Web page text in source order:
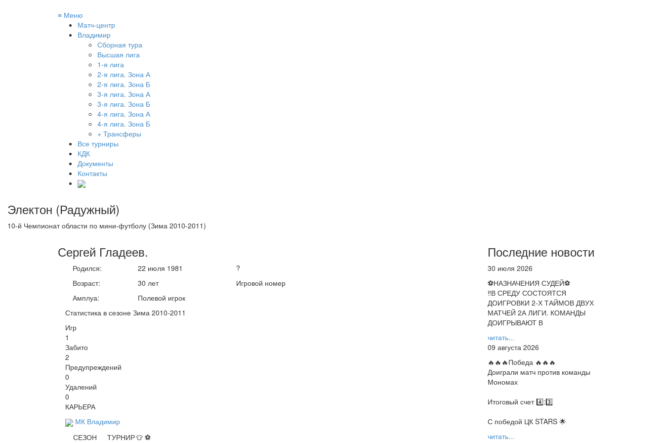
≡ Меню
Матч-центр
Владимир
Сборная тура
Высшая лига
1-я лига
2-я лига. Зона А
2-я лига. Зона Б
3-я лига. Зона А
3-я лига. Зона Б
4-я лига. Зона А
4-я лига. Зона Б
+ Трансферы
Все турниры
КДК
Документы
Контакты
Электон (Радужный)
10-й Чемпионат области по мини-футболу (Зима 2010-2011)
Сергей Гладеев.
Родился:
Возраст:
Амплуа:
22 июля 1981
30 лет
Полевой игрок
?
Игровой номер
Статистика в сезоне Зима 2010-2011
Игр
1
Забито
2
Предупреждений
0
Удалений
0
КАРЬЕРА
МК Владимир
СЕЗОН
ТУРНИР👕 ⚽
Последние новости
30 июля 2026
⚽НАЗНАЧЕНИЯ СУДЕЙ⚽
‼В СРЕДУ СОСТОЯТСЯ
ДОИГРОВКИ 2-Х ТАЙМОВ ДВУХ
МАТЧЕЙ 2А ЛИГИ. КОМАНДЫ
ДОИГРЫВАЮТ В
читать...
09 августа 2026
🔥🔥🔥Победа 🔥🔥🔥
Доиграли матч против команды
Мономах
Итоговый счет 4️⃣:3️⃣
С победой ЦК STARS 🌟
читать...